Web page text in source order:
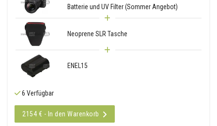
Batterie und UV Filter (Sommer Angebot)
Neoprene SLR Tasche
ENEL15
6 Verfügbar
2154 € - In den Warenkorb